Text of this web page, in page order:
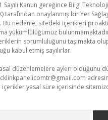
Sayılı Kanun gereğince Bilgi
tarafından onaylanmış bir Yer
Bu nedenle, sitedeki içerikleri
yükümlülüğümüz
sorumluluğunu taşımakta
kabul etmiş sayılırlar.
düzenlemelere aykırı olduğunu
yasal süre içerisinde